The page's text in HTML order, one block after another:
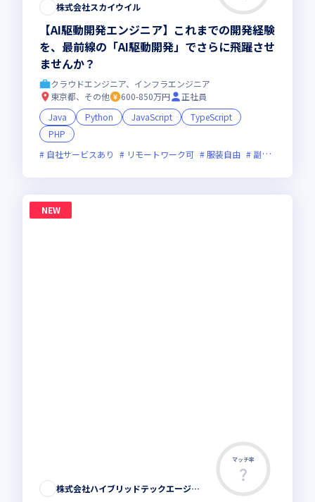
株式会社スカイウイル
【AI駆動開発エンジニア】これまでの開発経験
を、最前線の「AI駆動開発」でさらに飛躍させ
ませんか？
クラウドエンジニア、インフラエンジニア
東京都、その他
600-850万円
正社員
Java
Python JavaScript
TypeScript
PHP
自社サービスあり
リモートワーク可 服装自由 副業可
NEW
マッチ率
株式会社ハイブリッドテックエージェント